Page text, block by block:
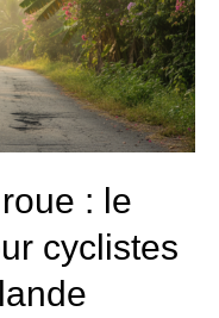
: le
cyclistes